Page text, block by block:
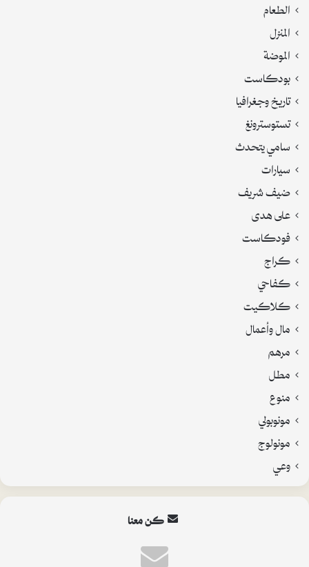
الطعام
المنزل
الموضة
بودكاست
تاريخ وجغرافيا
تستوسترونغ
سامي يتحدث
سيارات
ضيف شريف
على هدى
فودكاست
كراج
كفاحي
كلاكيت
مال وأعمال
مرهم
مطل
منوع
مونوبولي
مونولوج
وعي
كن معنا